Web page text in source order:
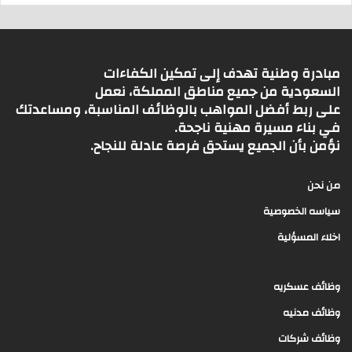
مبادرة وطنية تهدف إلى تمكين الكفاءات
السعودية من جميع مناطق المملكة، نعمل
على ربط أفضل المواهب بالوظائف المناسبة، ومساعدتك
في بناء مسيرة مهنية ناجحة.
نؤمن بأن الجميع يستحق فرصة عادلة للنجاح.
من نحن
سياسه الخصوصية
اخلاء المسؤلية
وظائف عسكريه
وظائف مدنيه
وظائف شركات